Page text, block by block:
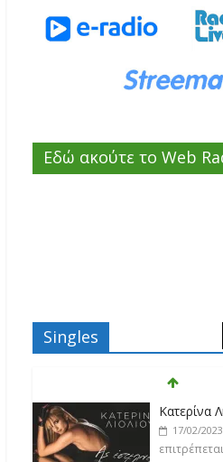
Εδώ ακούτε το Web
Singles
Κατερίνα
17/02/2023